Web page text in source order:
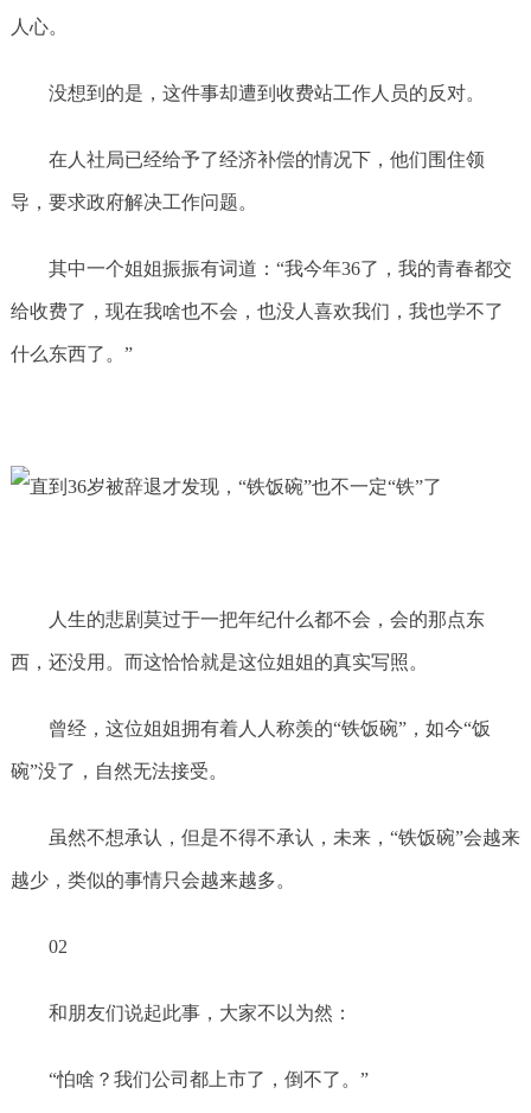
人心。
没想到的是，这件事却遭到收费站工作人员的反对。
在人社局已经给予了经济补偿的情况下，他们围住领
导，要求政府解决工作问题。
其中一个姐姐振振有词道：“我今年36了，我的青春都交
给收费了，现在我啥也不会，也没人喜欢我们，我也学不了
什么东西了。”
人生的悲剧莫过于一把年纪什么都不会，会的那点东
西，还没用。而这恰恰就是这位姐姐的真实写照。
曾经，这位姐姐拥有着人人称羡的“铁饭碗”，如今“饭
碗”没了，自然无法接受。
虽然不想承认，但是不得不承认，未来，“铁饭碗”会越来
越少，类似的事情只会越来越多。
02
和朋友们说起此事，大家不以为然：
“怕啥？我们公司都上市了，倒不了。”